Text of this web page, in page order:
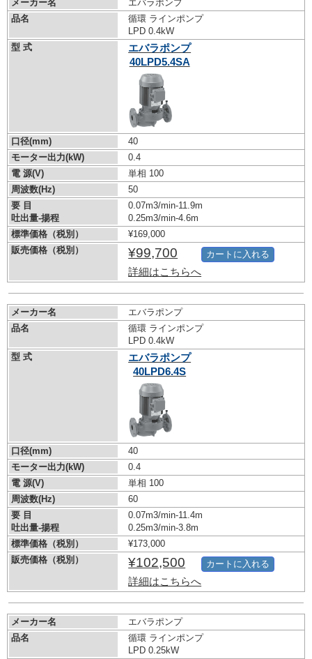
メーカー名
エバラポンプ
品名
循環 ラインポンプ
LPD 0.4kW
型 式
エバラポンプ
40LPD5.4SA
口径(mm)
40
モーター出力(kW)
0.4
電 源(V)
単相 100
周波数(Hz)
50
要 目
吐出量-揚程
0.07m3/min-11.9m
0.25m3/min-4.6m
標準価格（税別）
¥169,000
販売価格（税別）
¥99,700
詳細はこちらへ
カートに入れる
メーカー名
エバラポンプ
品名
循環 ラインポンプ
LPD 0.4kW
型 式
エバラポンプ
40LPD6.4S
口径(mm)
40
モーター出力(kW)
0.4
電 源(V)
単相 100
周波数(Hz)
60
要 目
吐出量-揚程
0.07m3/min-11.4m
0.25m3/min-3.8m
標準価格（税別）
¥173,000
販売価格（税別）
¥102,500
詳細はこちらへ
カートに入れる
メーカー名
エバラポンプ
品名
循環 ラインポンプ
LPD 0.25kW